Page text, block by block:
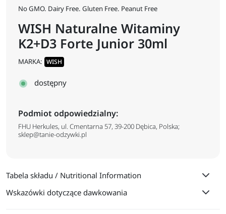
No GMO. Dairy Free. Gluten Free. Peanut Free
WISH Naturalne Witaminy
K2+D3 Forte Junior 30ml
MARKA: WISH
dostępny
Podmiot odpowiedzialny:
FHU Herkules, ul. Cmentarna 57, 39-200 Dębica, Polska;
sklep@tanie-odzywki.pl
Tabela składu / Nutritional Information
Wskazówki dotyczące dawkowania